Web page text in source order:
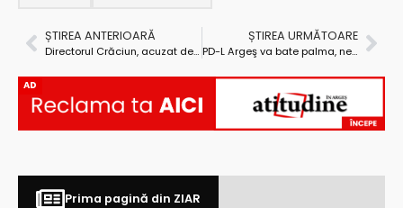
ȘTIREA ANTERIOARĂ
Directorul Crăciun, acuzat de subaevaluarea patrimoniului Comat Argeş SA
ȘTIREA URMĂTOARE
PD-L Argeş va bate palma, neoficial, cu Nicolescu?
AD
Prima pagină din ZIAR